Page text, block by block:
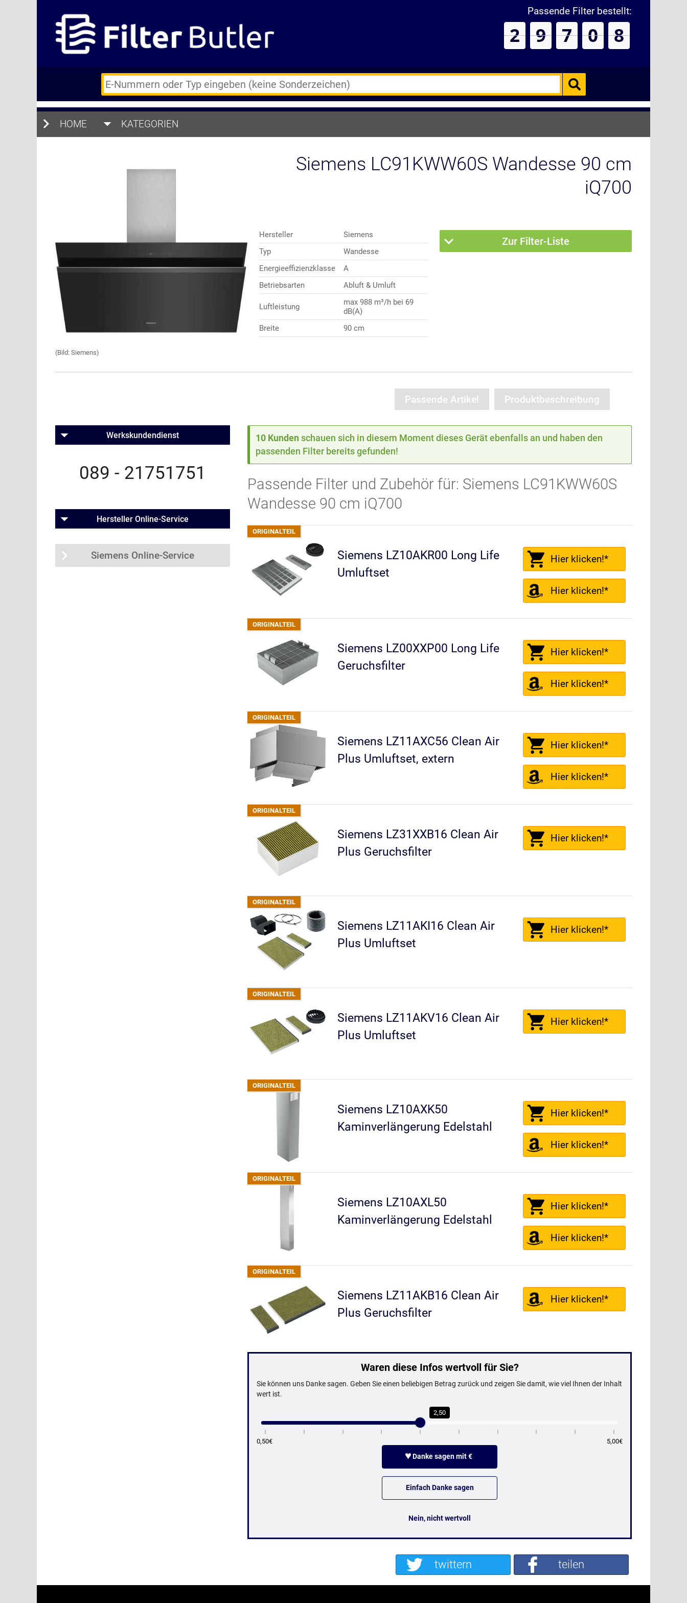
Passende Filter bestellt:
2 9 7 0 9
E-
des
oder
Zubehörs
(keine
HOME KATEGORIEN
(Bild: Siemens)
Siemens LC91KWW60S Wandesse 90 cm
iQ700
Hersteller
Siemens
Typ
Wandesse
Energieeffizienzklasse
A
Betriebsarten
Abluft & Umluft
Luftleistung
max 988 m³/h bei 69
dB(A)
Breite
90 cm
Zur Filter-Liste
Passende Artikel Produktbeschreibung
10 Kunden schauen sich in diesem Moment dieses Gerät ebenfalls an und haben den
passenden Filter bereits gefunden!
Passende Filter und Zubehör für: Siemens LC91KWW60S
Wandesse 90 cm iQ700
Siemens LZ10AKR00 Long Life
Umluftset
Hier klicken!*
Hier klicken!*
Siemens LZ00XXP00 Long Life
Geruchsfilter
Hier klicken!*
Hier klicken!*
Siemens LZ11AXC56 Clean Air
Plus Umluftset, extern
Hier klicken!*
Hier klicken!*
Siemens LZ31XXB16 Clean Air
Plus Geruchsfilter
Hier klicken!*
Siemens LZ11AKI16 Clean Air
Plus Umluftset
Hier klicken!*
Siemens LZ11AKV16 Clean Air
Plus Umluftset
Hier klicken!*
Siemens LZ10AXK50
Kaminverlängerung Edelstahl
Hier klicken!*
Hier klicken!*
Siemens LZ10AXL50
Kaminverlängerung Edelstahl
Hier klicken!*
Hier klicken!*
Siemens LZ11AKB16 Clean Air
Plus Geruchsfilter
Hier klicken!*
Waren diese Infos wertvoll für Sie?
Sie können uns Danke sagen. Geben Sie einen beliebigen Betrag zurück und zeigen Sie damit, wie viel Ihnen der Inhalt
wert ist.
2,50
0,50€ 5,00€
♥Danke sagen mit €
Einfach Danke sagen
Nein, nicht wertvoll
Werkskundendienst
089 - 21751751
Hersteller Online-Service
Siemens Online-Service
teilen
twittern